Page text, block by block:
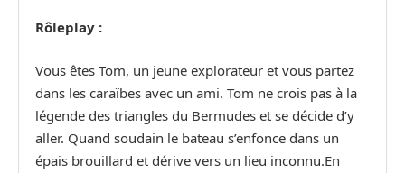
Rôleplay :
Vous êtes Tom, un jeune explorateur et vous partez
dans les caraïbes avec un ami. Tom ne crois pas à la
légende des triangles du Bermudes et se décide d’y
aller. Quand soudain le bateau s’enfonce dans un
épais brouillard et dérive vers un lieu inconnu.En